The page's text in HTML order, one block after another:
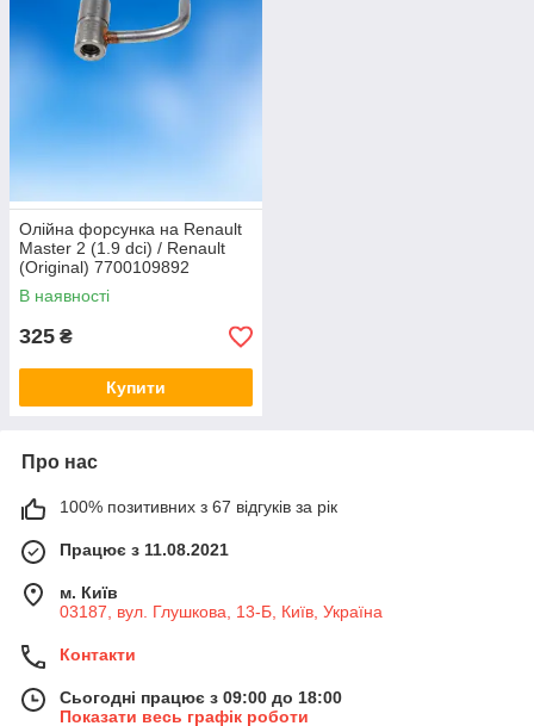
Олійна форсунка на Renault
Master 2 (1.9 dci) / Renault
(Original) 7700109892
В наявності
325 ₴
Купити
Про нас
100% позитивних з 67 відгуків за рік
Працює з 11.08.2021
м. Київ
03187, вул. Глушкова, 13-Б, Київ, Україна
Контакти
Сьогодні працює з 09:00 до 18:00
Показати весь графік роботи